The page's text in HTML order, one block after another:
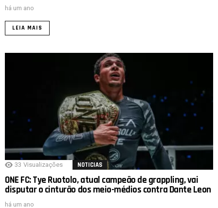
há um ano
LEIA MAIS
33 Visualizações NOTICIAS
ONE FC: Tye Ruotolo, atual campeão de grappling, vai
disputar o cinturão dos meio-médios contra Dante Leon
há um ano